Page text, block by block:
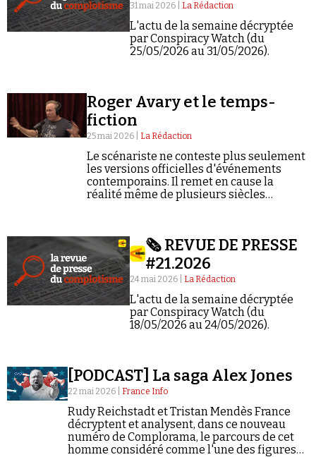
31 mai 2026 | La Rédaction
L'actu de la semaine décryptée
par Conspiracy Watch (du
25/05/2026 au 31/05/2026).
Roger Avary et le temps-
fiction
25 mai 2026 | La Rédaction
Le scénariste ne conteste plus seulement
les versions officielles d'événements
contemporains. Il remet en cause la
réalité même de plusieurs siècles
🗞️ REVUE DE PRESSE
#21.2026
24 mai 2026 | La Rédaction
L'actu de la semaine décryptée
par Conspiracy Watch (du
18/05/2026 au 24/05/2026).
[PODCAST] La saga Alex Jones
22 mai 2026 | France Info
Rudy Reichstadt et Tristan Mendès France
décryptent et analysent, dans ce nouveau
numéro de Complorama, le parcours de cet
homme considéré comme l'une des figures